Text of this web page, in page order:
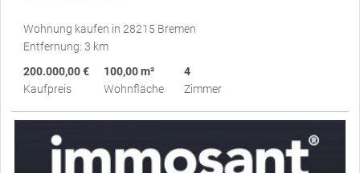
Wohnung kaufen in 28215 Bremen
Entfernung: 3 km
200.000,00 €
Kaufpreis
100,00 m²
Wohnfläche
4
Zimmer